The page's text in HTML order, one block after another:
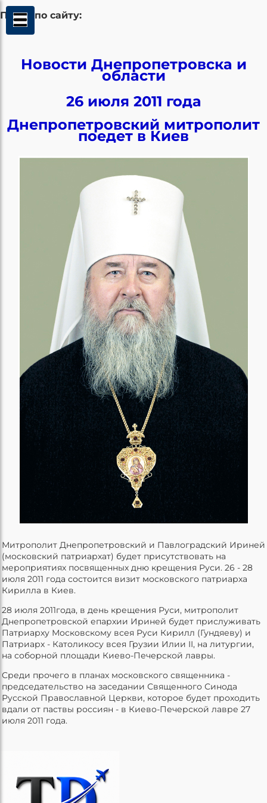
Поиск по сайту:
Новости Днепропетровска и
области
26 июля 2011 года
Днепропетровский митрополит
поедет в Киев
Митрополит Днепропетровский и Павлоградский Ириней
(московский патриархат) будет присутствовать на
мероприятиях посвященных дню крещения Руси. 26 - 28
июля 2011 года состоится визит московского патриарха
Кирилла в Киев.
28 июля 2011года, в день крещения Руси, митрополит
Днепропетровской епархии Ириней будет прислуживать
Патриарху Московскому всея Руси Кирилл (Гундяеву) и
Патриарх - Католикосу всея Грузии Илии II, на литургии,
на соборной площади Киево-Печерской лавры.
Среди прочего в планах московского священника -
председательство на заседании Священного Синода
Русской Православной Церкви, которое будет проходить
вдали от паствы россиян - в Киево-Печерской лавре 27
июля 2011 года.